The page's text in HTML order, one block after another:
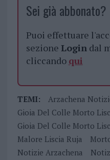
Sei già abbonato?
Puoi effettuare
sezione Logindal
cliccando qui
TEMI:
Arzachena
Gioia Del Colle Morto
Gioia Del Colle Morto
Malore Liscia Ruja
Notizie Arzachena